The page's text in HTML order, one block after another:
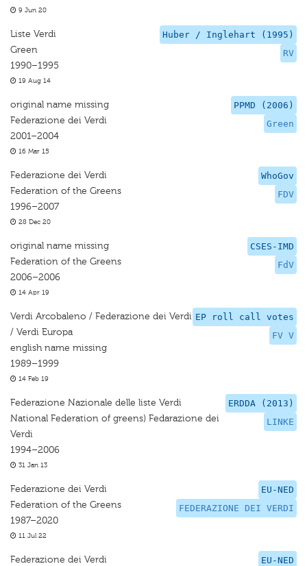
9 Jun 20
Huber / Inglehart (1995)
RV
Liste Verdi
Green
1990–1995
19 Aug 14
PPMD (2006)
Green
original name missing
Federazione dei Verdi
2001–2004
16 Mar 15
WhoGov
FDV
Federazione dei Verdi
Federation of the Greens
1996–2007
28 Dec 20
CSES-IMD
FdV
original name missing
Federation of the Greens
2006–2006
14 Apr 19
EP roll call votes
FV V
Verdi Arcobaleno / Federazione dei Verdi
/ Verdi Europa
english name missing
1989–1999
14 Feb 19
ERDDA (2013)
LINKE
Federazione Nazionale delle liste Verdi
National Federation of greens) Fedarazione dei
Verdi
1994–2006
31 Jan 13
EU-NED
FEDERAZIONE DEI VERDI
Federazione dei Verdi
Federation of the Greens
1987–2020
11 Jul 22
EU-NED
Federazione dei Verdi